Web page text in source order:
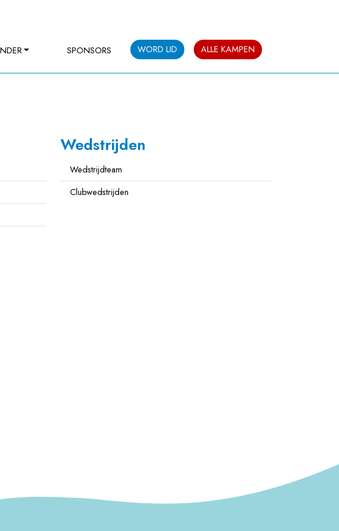
SPONSORS WORD LID ALLE KAMPEN
Wedstrijden
Wedstrijdteam
Clubwedstrijden